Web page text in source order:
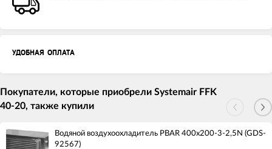
УДОБНАЯ ОПЛАТА
Покупатели, которые приобрели Systemair FFK
40-20, также купили
Водяной воздухоохладитель PBAR 400x200-3-2,5N (GDS-
92567)